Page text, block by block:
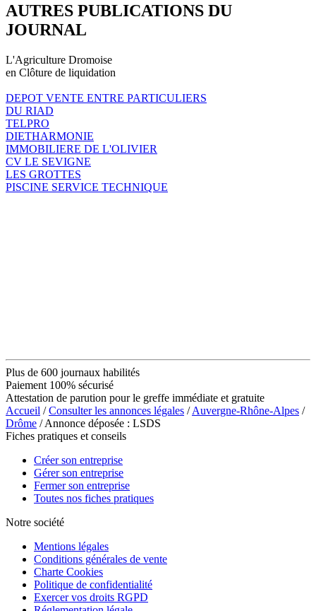
AUTRES PUBLICATIONS DU
JOURNAL
L'Agriculture Dromoise
en Clôture de liquidation
DEPOT VENTE ENTRE PARTICULIERS
DU RIAD
TELPRO
DIETHARMONIE
IMMOBILIERE DE L'OLIVIER
CV LE SEVIGNE
LES GROTTES
PISCINE SERVICE TECHNIQUE
Plus de 600 journaux habilités
Paiement 100% sécurisé
Attestation de parution pour le greffe immédiate et gratuite
Accueil /Consulter les annonces légales /Auvergne-Rhône-Alpes /
Drôme / Annonce déposée : LSDS
Fiches pratiques et conseils
Créer son entreprise
Gérer son entreprise
Fermer son entreprise
Toutes nos fiches pratiques
Notre société
Mentions légales
Conditions générales de vente
Charte Cookies
Politique de confidentialité
Exercer vos droits RGPD